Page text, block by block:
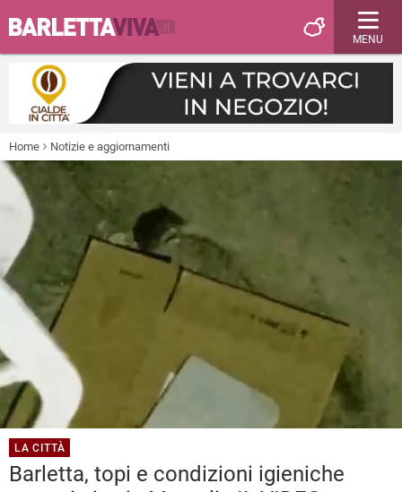
MENU
Home Notizie e aggiornamenti
LA CITTÀ
Barletta, topi e condizioni igieniche